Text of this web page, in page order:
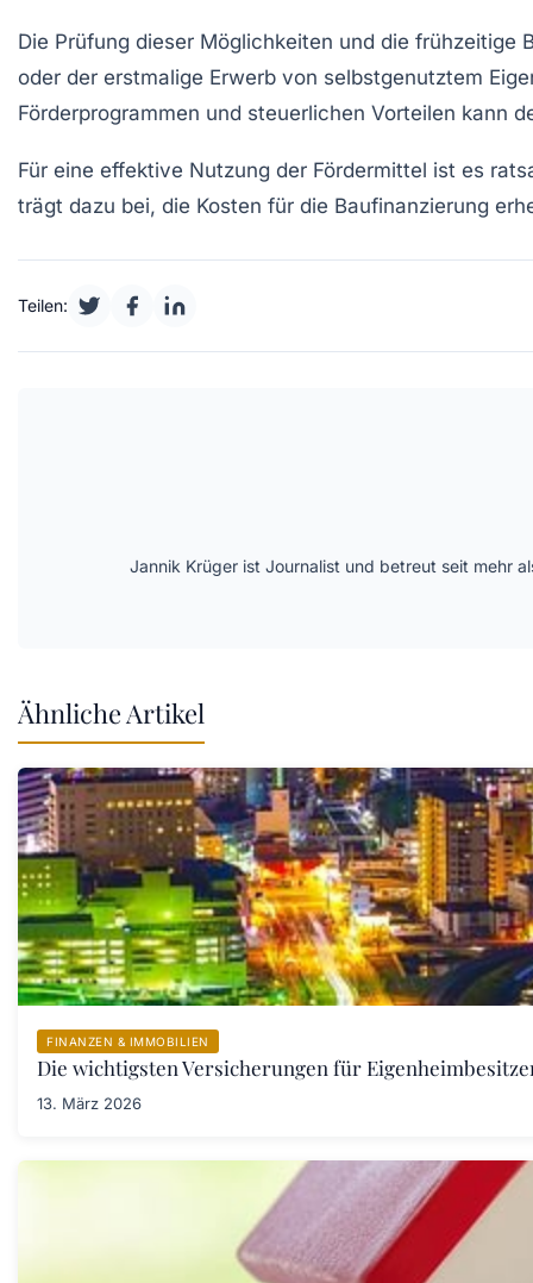
Die Prüfung dieser Möglichkeiten und die
oder der erstmalige Erwerb von selbstgenutztem
Förderprogrammen und steuerlichen Vorteilen kann
Für eine effektive Nutzung der Fördermittel ist es
trägt dazu bei, die Kosten für die Baufinanzierung
Teilen:
Jannik Krüger ist Journalist und betreut seit mehr
Ähnliche Artikel
FINANZEN & IMMOBILIEN
Die wichtigsten Versicherungen für
13. März 2026